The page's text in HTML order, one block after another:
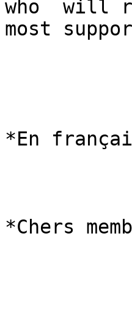
who  will
most
*En
*Chers